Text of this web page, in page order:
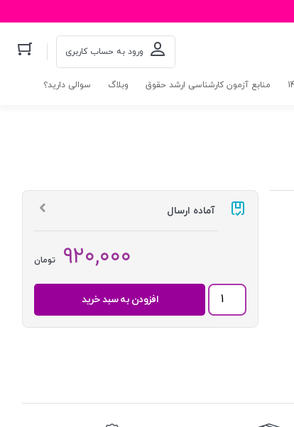
ورود به حساب کاربری
منابع آزمون کارشناسی ارشد حقوق وبلاگ سوالی دارید؟
آماده ارسال
۹۲۰,۰۰۰ تومان
مجموعه
های
مرکز
عدد
افزودن به سبد خرید